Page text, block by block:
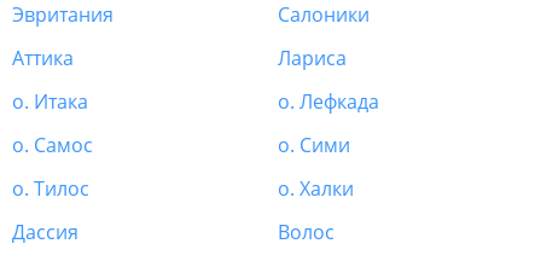
Эвритания
Салоники
Аттика
Лариса
о. Итака
о. Лефкада
о. Самос
о. Сими
о. Тилос
о. Халки
Дассия
Волос